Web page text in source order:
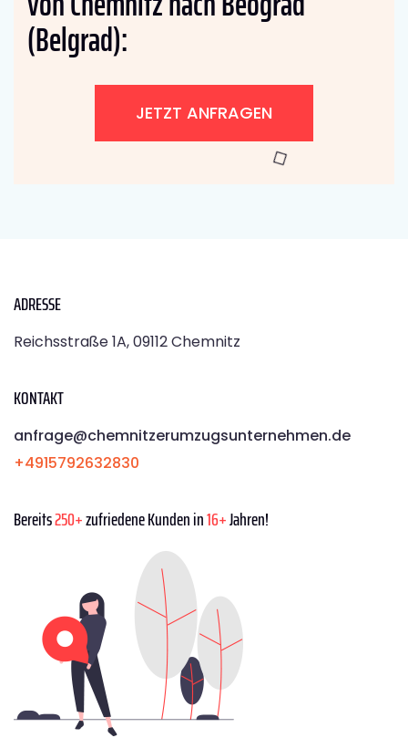
(Belgrad):
JETZT ANFRAGEN
ADRESSE
Reichsstraße 1A, 09112 Chemnitz
KONTAKT
anfrage@chemnitzerumzugsunternehmen.de
+4915792632830
Bereits250+zufriedene Kunden in16+Jahren!